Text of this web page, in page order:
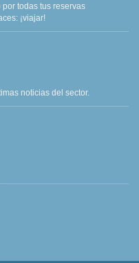
todas tus reservas
¡viajar!
noticias del sector.